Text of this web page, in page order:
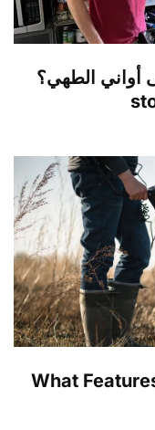
أواني الطهي؟
What